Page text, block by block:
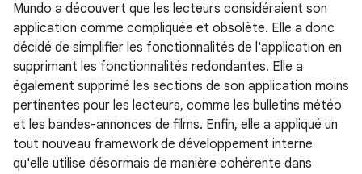
Mundo a découvert que les lecteurs considéraient son
application comme compliquée et obsolète. Elle a donc
décidé de simplifier les fonctionnalités de l'application en
supprimant les fonctionnalités redondantes. Elle a
également supprimé les sections de son application moins
pertinentes pour les lecteurs, comme les bulletins météo
et les bandes-annonces de films. Enfin, elle a appliqué un
tout nouveau framework de développement interne
qu'elle utilise désormais de manière cohérente dans